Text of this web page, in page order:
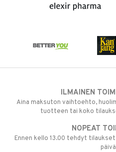
ILMAINEN
Aina maksuton vaihtoehto,
tuotteen tai koko
NOPEAT
Ennen kello 13.00 tehdyt